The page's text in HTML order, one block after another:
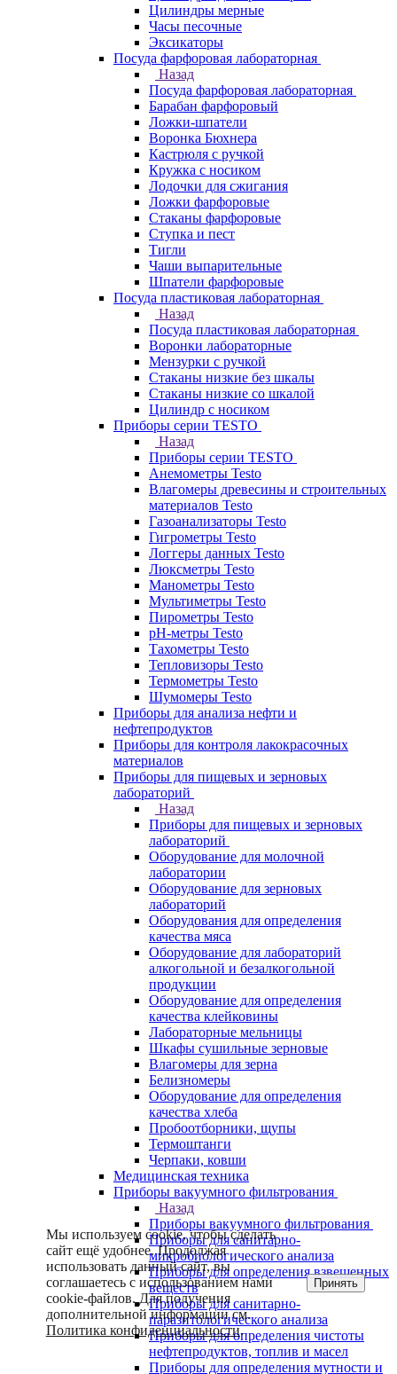
Цилиндры мерные
Часы песочные
Эксикаторы
Посуда фарфоровая лабораторная
Назад
Посуда фарфоровая лабораторная
Барабан фарфоровый
Ложки-шпатели
Воронка Бюхнера
Кастрюля с ручкой
Кружка с носиком
Лодочки для сжигания
Ложки фарфоровые
Стаканы фарфоровые
Ступка и пест
Тигли
Чаши выпарительные
Шпатели фарфоровые
Посуда пластиковая лабораторная
Назад
Посуда пластиковая лабораторная
Воронки лабораторные
Мензурки с ручкой
Стаканы низкие без шкалы
Стаканы низкие со шкалой
Цилиндр с носиком
Приборы серии TESTO
Назад
Приборы серии TESTO
Анемометры Testo
Влагомеры древесины и строительных
материалов Testo
Газоанализаторы Testo
Гигрометры Testo
Логгеры данных Testo
Люксметры Testo
Манометры Testo
Мультиметры Testo
Пирометры Testo
pH-метры Testo
Тахометры Testo
Тепловизоры Testo
Термометры Testo
Шумомеры Testo
Приборы для анализа нефти и
нефтепродуктов
Приборы для контроля лакокрасочных
материалов
Приборы для пищевых и зерновых
лабораторий
Назад
Приборы для пищевых и зерновых
лабораторий
Оборудование для молочной
лаборатории
Оборудование для зерновых
лабораторий
Оборудования для определения
качества мяса
Оборудование для лабораторий
алкогольной и безалкогольной
продукции
Оборудование для определения
качества клейковины
Лабораторные мельницы
Шкафы сушильные зерновые
Влагомеры для зерна
Белизномеры
Оборудование для определения
качества хлеба
Пробоотборники, щупы
Термоштанги
Черпаки, ковши
Медицинская техника
Приборы вакуумного фильтрования
Назад
Приборы вакуумного фильтрования
Приборы для санитарно-
микробиологического анализа
Приборы для определения взвешенных
веществ
Приборы для санитарно-
паразитологического анализа
Приборы для определения чистоты
нефтепродуктов, топлив и масел
Приборы для определения мутности и
Мы используем cookie, чтобы сделать
сайт ещё удобнее. Продолжая
использовать данный сайт, вы
соглашаетесь с использованием нами
cookie-файлов. Для получения
дополнительной информации см.
Политика конфиденциальности.
Принять